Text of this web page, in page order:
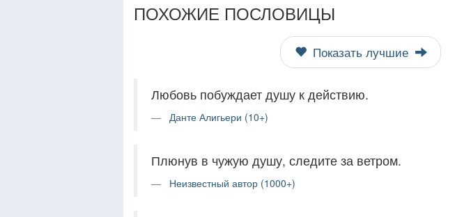
ПОХОЖИЕ ПОСЛОВИЦЫ
Показать лучшие
Любовь побуждает душу к действию.
Данте Алигьери (10+)
Плюнув в чужую душу, следите за ветром.
Неизвестный автор (1000+)